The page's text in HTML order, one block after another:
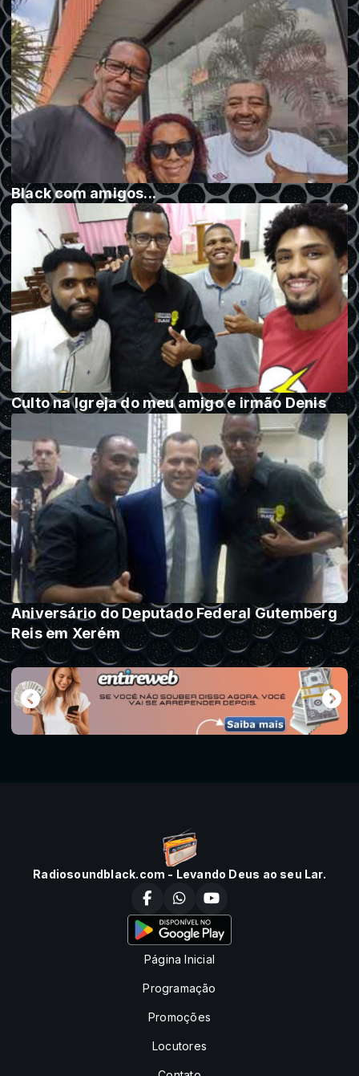
Black com amigos...
Culto na Igreja do meu amigo e irmão Denis
Aniversário do Deputado Federal Gutemberg
Reis em Xerém
Radiosoundblack.com - Levando Deus ao seu Lar.
Página Inicial
Programação
Promoções
Locutores